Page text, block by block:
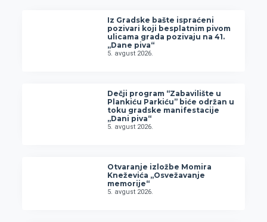
Iz Gradske bašte ispraćeni
pozivari koji besplatnim pivom
ulicama grada pozivaju na 41.
„Dane piva“
5. avgust 2026.
Dečji program “Zabavilište u
Plankiću Parkiću” biće održan u
toku gradske manifestacije
„Dani piva“
5. avgust 2026.
Otvaranje izložbe Momira
Kneževića „Osvežavanje
memorije“
5. avgust 2026.